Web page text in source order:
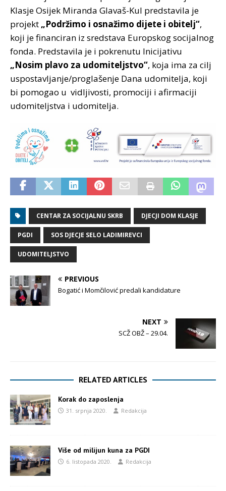
Klasje Osijek Miranda Glavaš-Kul predstavila je
projekt „Podržimo i osnažimo dijete i obitelj“,
koji je financiran iz sredstava Europskog socijalnog
fonda. Predstavila je i pokrenutu Inicijativu
„Nosim plavo za udomiteljstvo“, koja ima za cilj
uspostavljanje/proglašenje Dana udomitelja, koji
bi pomogao u vidljivosti, promociji i afirmaciji
udomiteljstva i udomitelja.
CENTAR ZA SOCIJALNU SKRB DJECJI DOM KLASJE
PGDI SOS DJECJE SELO LADIMIREVCI
UDOMITELJSTVO
PREVIOUS
Bogatić i Momčilović predali kandidature
NEXT
SCŽ OBŽ – 29.04.
RELATED ARTICLES
Korak do zaposlenja
31. srpnja 2020. Redakcija
Više od milijun kuna za PGDI
6. listopada 2020. Redakcija